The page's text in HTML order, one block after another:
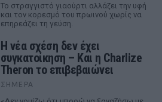
Το στραγγιστό γιαούρτι αλλάζει την υφή
και τον κορεσμό του πρωινού χωρίς να
επηρεάζει τη γεύση.
Η νέα σχέση δεν έχει
συγκατοίκηση – Και η Charlize
Theron το επιβεβαιώνει
ΣΉΜΕΡΑ